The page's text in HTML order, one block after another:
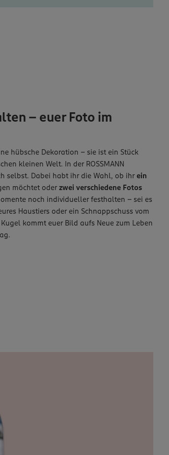
– euer Foto im
hübsche Dekoration – sie ist ein Stück
kleinen Welt. In der ROSSMANN
selbst. Dabei habt ihr die Wahl, ob ihr ein
möchtet oder zwei verschiedene Fotos
noch individueller festhalten – sei es
Haustiers oder ein Schnappschuss vom
kommt euer Bild aufs Neue zum Leben